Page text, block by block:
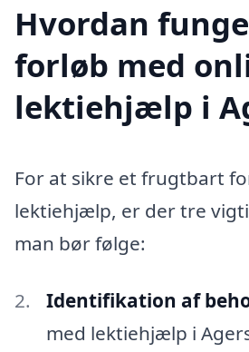
Hvordan
forløb med
lektiehjælp i
For at sikre et frugtbart
lektiehjælp, er der tre
man bør følge:
Identifikation af
med lektiehjælp i